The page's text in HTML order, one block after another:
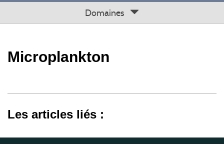
Domaines
Microplankton
Les articles liés :